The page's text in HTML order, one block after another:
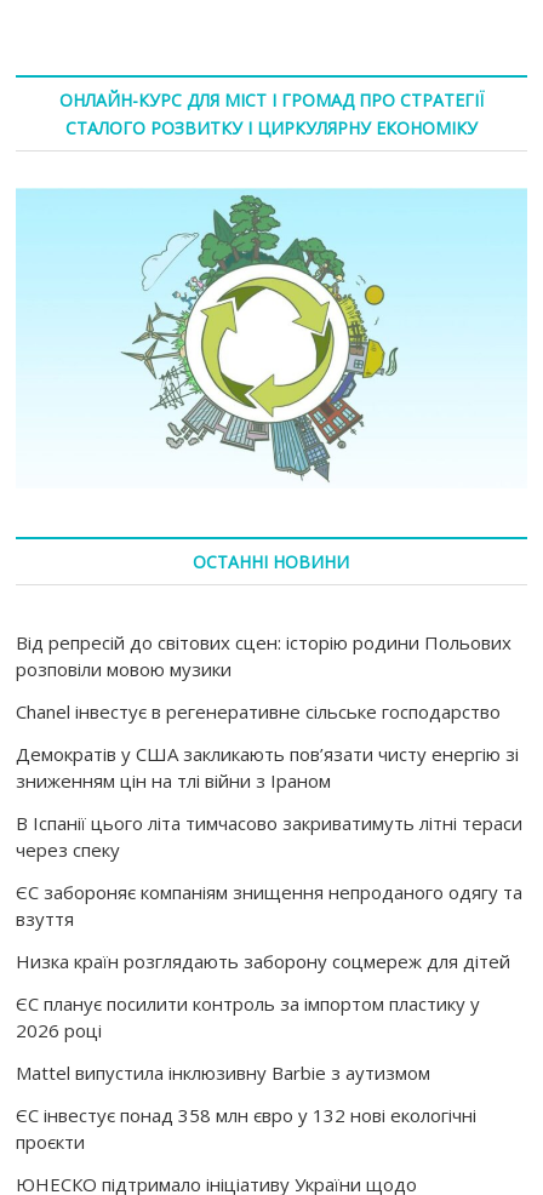
ОНЛАЙН-КУРС ДЛЯ МІСТ І ГРОМАД ПРО СТРАТЕГІЇ
СТАЛОГО РОЗВИТКУ І ЦИРКУЛЯРНУ ЕКОНОМІКУ
ОСТАННІ НОВИНИ
Від репресій до світових сцен: історію родини Польових
розповіли мовою музики
Chanel інвестує в регенеративне сільське господарство
Демократів у США закликають пов’язати чисту енергію зі
зниженням цін на тлі війни з Іраном
В Іспанії цього літа тимчасово закриватимуть літні тераси
через спеку
ЄС забороняє компаніям знищення непроданого одягу та
взуття
Низка країн розглядають заборону соцмереж для дітей
ЄС планує посилити контроль за імпортом пластику у
2026 році
Mattel випустила інклюзивну Barbie з аутизмом
ЄС інвестує понад 358 млн євро у 132 нові екологічні
проєкти
ЮНЕСКО підтримало ініціативу України щодо